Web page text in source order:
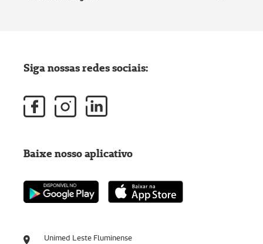
Unimed Leste Fluminense
Siga nossas redes sociais:
Baixe nosso aplicativo